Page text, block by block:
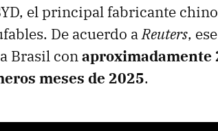
el principal fabricante
De acuerdo aReuters,
Brasil conaproximadamente
meses de 2025.